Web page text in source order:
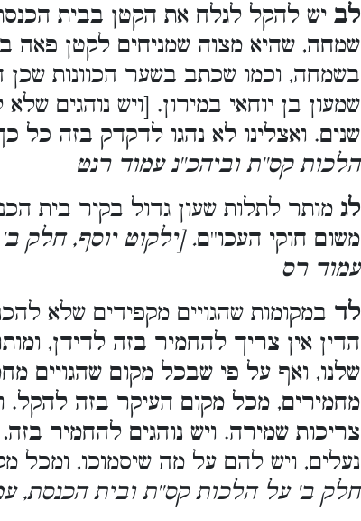
לב יש להקל לגלח את הקטן בבית
שמחה, שהיא מצוה שמניחים לקטן פאה
בשמחה, וכמו שכתב בשער הכוונות שכן
שמעון בן יוחאי במירון. [ויש נוהגים
שנים. ואצלינו לא נהגו לדקדק בזה כל
הלכות קס''ת וביהכ''נ עמוד רנט
לג מותר לתלות שעון גדול בקיר בית
משום חוקי העכו''ם. [ילקוט יוסף, חלק
עמוד רס
לד במקומות שהגויים מקפידים שלא
הדין אין צריך להחמיר בזה לדידן,
שלנו, ואף על פי שבכל מקום שהגויים
מחמירים, מכל מקום העיקר בזה להקל.
צריכות שמירה. ויש נוהגים להחמיר
נעלים, ויש להם על מה שיסמוכו, ומכל
חלק ב' על הלכות קס''ת ובית הכנסת,